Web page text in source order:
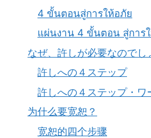
4 ขั้นตอนสู่การให้อภัย
แผ่นงาน 4 ขั้นตอน สู่การ
なぜ、許しが必要なのでし
許しへの４ステップ
許しへの４ステップ・ワ
为什么要宽恕？
宽恕的四个步骤